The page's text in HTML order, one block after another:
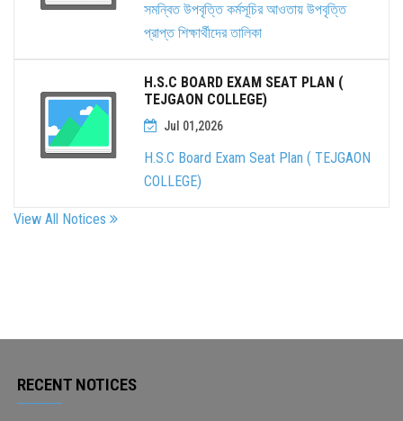
সমন্বিত উপবৃত্তি কর্মসূচির আওতায় উপবৃত্তি
প্রাপ্ত শিক্ষার্থীদের তালিকা
H.S.C BOARD EXAM SEAT PLAN (
TEJGAON COLLEGE)
Jul 01,2026
H.S.C Board Exam Seat Plan ( TEJGAON
COLLEGE)
View All Notices
RECENT NOTICES